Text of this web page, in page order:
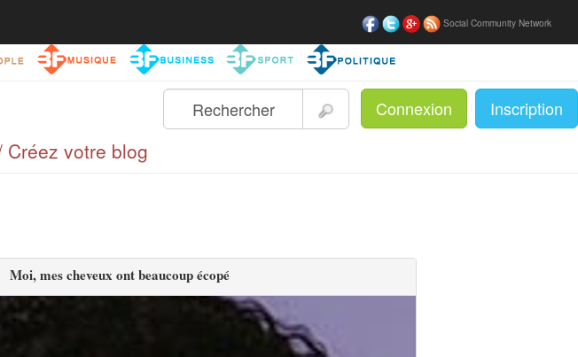
Connexion Inscription
Social Community Network
votre blog
Moi, mes cheveux ont beaucoup écopé